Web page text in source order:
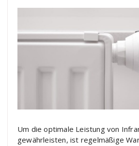
Um die optimale Leistung von
gewährleisten, ist regelmäßige